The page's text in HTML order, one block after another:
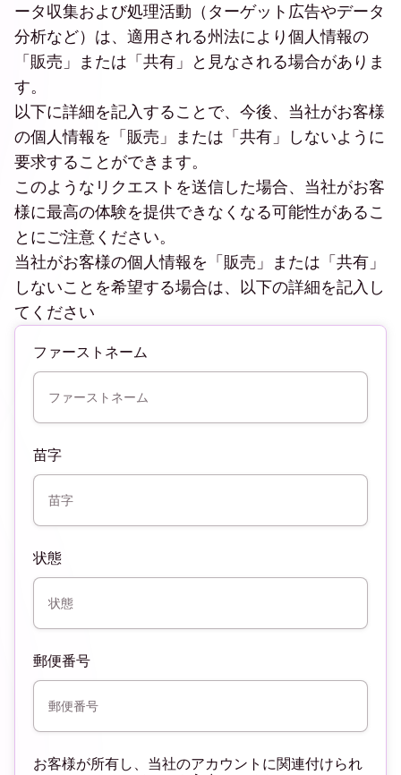
ータ収集および処理活動（ターゲット広告やデータ
分析など）は、適用される州法により個人情報の
「販売」または「共有」と見なされる場合がありま
す。
以下に詳細を記入することで、今後、当社がお客様
の個人情報を「販売」または「共有」しないように
要求することができます。
このようなリクエストを送信した場合、当社がお客
様に最高の体験を提供できなくなる可能性があるこ
とにご注意ください。
当社がお客様の個人情報を「販売」または「共有」
しないことを希望する場合は、以下の詳細を記入し
てください
ファーストネーム
苗字
状態
郵便番号
お客様が所有し、当社のアカウントに関連付けられ